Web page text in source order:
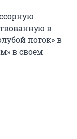
в
поток» в
в своем